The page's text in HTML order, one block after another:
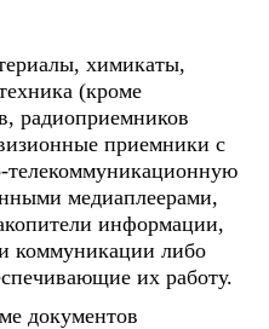
химикаты,
(кроме
радиоприемников
приемники с
медиаплеерами,
информации,
коммуникации либо
их работу.
документов